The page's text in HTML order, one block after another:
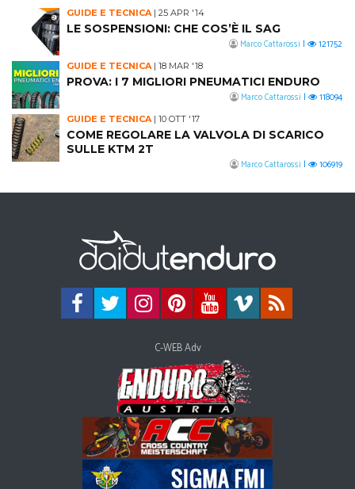
GUIDE E TECNICA| 25 APR '14
LE SOSPENSIONI: CHE COS’È IL SAG
Marco Cattarossi | 121752
GUIDE E TECNICA| 18 MAR '18
PROVA: I 7 MIGLIORI PNEUMATICI ENDURO
Marco Cattarossi | 118094
GUIDE E TECNICA| 10 OTT '17
COME REGOLARE LA VALVOLA DI SCARICO
SULLE KTM 2T
Marco Cattarossi | 106919
C-WEB Adv